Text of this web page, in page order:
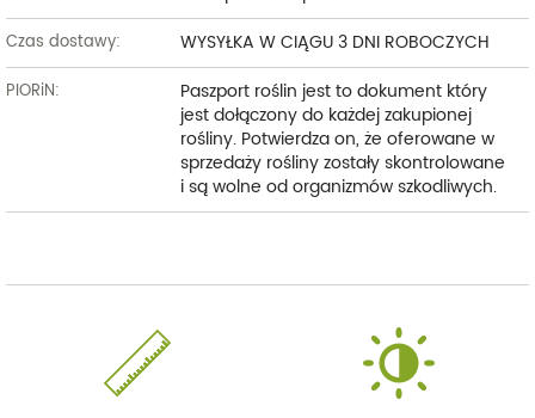
Czas dostawy: WYSYŁKA W CIĄGU 3 DNI ROBOCZYCH
PIORiN:
Paszport roślin jest to dokument który
jest dołączony do każdej zakupionej
rośliny. Potwierdza on, że oferowane w
sprzedaży rośliny zostały skontrolowane
i są wolne od organizmów szkodliwych.